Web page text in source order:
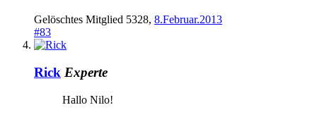
Gelöschtes Mitglied 5328, 8.Februar.2013
#83
Rick Experte
Hallo Nilo!